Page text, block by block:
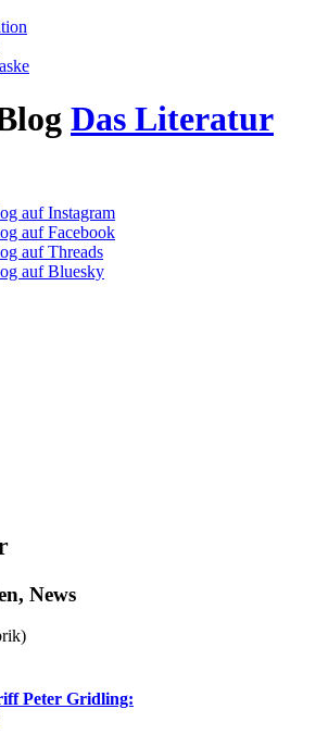
Das Literatur
auf Instagram
auf Facebook
auf Threads
auf Bluesky
News
Peter Gridling: